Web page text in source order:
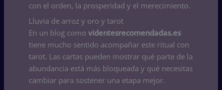
con el orden, la prosperidad y el merecimiento.
Lluvia de arroz y oro y tarot
En un blog como videntesrecomendadas.es
tiene mucho sentido acompañar este ritual con
tarot. Las cartas pueden mostrar qué parte de la
abundancia está más bloqueada y qué necesitas
cambiar para sostener una etapa mejor.